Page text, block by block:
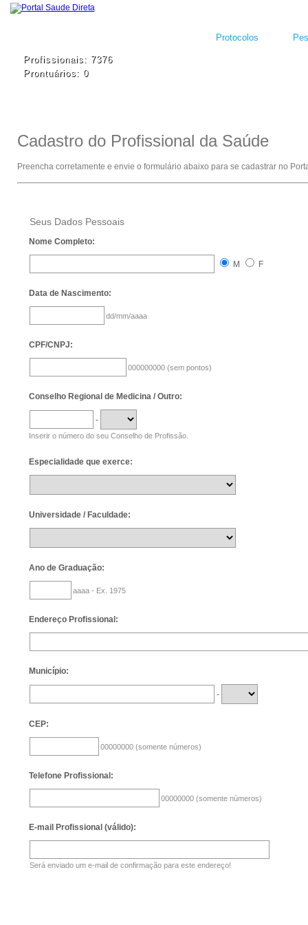
Protocolos
Profissionais: 7376
Prontuários: 0
Cadastro do Profissional da Saúde
Preencha corretamente e envie o formulário abaixo para se cadastrar no
Seus Dados Pessoais
Nome Completo:
M F
Data de Nascimento:
dd/mm/aaaa
CPF/CNPJ:
000000000 (sem pontos)
Conselho Regional de Medicina / Outro:
-
Inserir o número do seu Conselho de Profissão.
Especialidade que exerce:
Universidade / Faculdade:
Ano de Graduação:
aaaa - Ex. 1975
Endereço Profissional:
Município:
-
CEP:
00000000 (somente números)
Telefone Profissional:
00000000 (somente números)
E-mail Profissional (válido):
Será enviado um e-mail de confirmação para este endereço!